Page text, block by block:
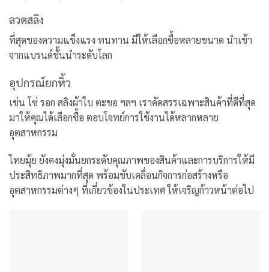
ลวดสลิง
ที่สุดของความแข็งแรง ทนทาน มีให้เลือกซื้อหลายขนาด นำเข้า
จากแบรนด์ชั้นนำระดับโลก
อุปกรณ์ยกหิ้ว
เช่น โซ่ รอก สลิงผ้าใบ ตะขอ ฯลฯ เราคัดสรรเฉพาะสินค้าที่ดีที่สุด
มาให้คุณได้เลือกซื้อ ตอบโจทย์การใช้งานได้หลากหลาย
อุตสาหกรรม
ไทยมุ้ย ยังคงมุ่งมั่นยกระดับคุณภาพของสินค้าและการบริการให้มี
ประสิทธิภาพมากที่สุด พร้อมขับเคลื่อนกิจการก่อสร้างหรือ
อุตสาหกรรมต่างๆ ที่เกี่ยวข้องในประเทศ ให้เจริญก้าวหน้าต่อไป